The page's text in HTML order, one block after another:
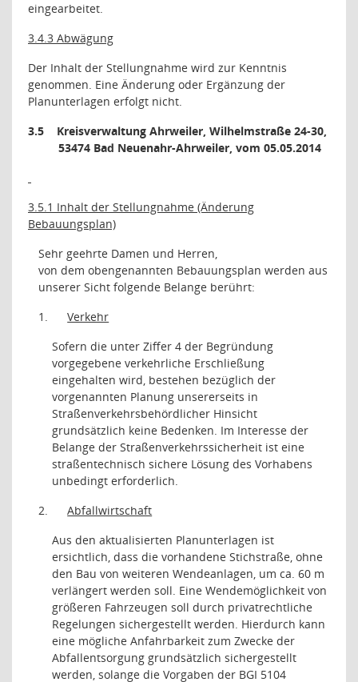
eingearbeitet.
3.4.3 Abwägung
Der Inhalt der Stellungnahme wird zur Kenntnis
genommen. Eine Änderung oder Ergänzung der
Planunterlagen erfolgt nicht.
3.5
Kreisverwaltung Ahrweiler, Wilhelmstraße 24-30,
53474 Bad Neuenahr-Ahrweiler, vom 05.05.2014
3.5.1 Inhalt der Stellungnahme (Änderung
Bebauungsplan)
Sehr geehrte Damen und Herren,
von dem obengenannten Bebauungsplan werden aus
unserer Sicht folgende Belange berührt:
1.
Verkehr
Sofern die unter Ziffer 4 der Begründung
vorgegebene verkehrliche Erschließung
eingehalten wird, bestehen bezüglich der
vorgenannten Planung unsererseits in
Straßenverkehrsbehördlicher Hinsicht
grundsätzlich keine Bedenken. Im Interesse der
Belange der Straßenverkehrssicherheit ist eine
straßentechnisch sichere Lösung des Vorhabens
unbedingt erforderlich.
2.
Abfallwirtschaft
Aus den aktualisierten Planunterlagen ist
ersichtlich, dass die vorhandene Stichstraße, ohne
den Bau von weiteren Wendeanlagen, um ca. 60 m
verlängert werden soll. Eine Wendemöglichkeit von
größeren Fahrzeugen soll durch privatrechtliche
Regelungen sichergestellt werden. Hierdurch kann
eine mögliche Anfahrbarkeit zum Zwecke der
Abfallentsorgung grundsätzlich sichergestellt
werden, solange die Vorgaben der BGI 5104